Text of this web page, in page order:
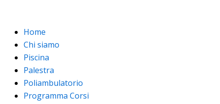
Home
Chi siamo
Piscina
Palestra
Poliambulatorio
Programma Corsi